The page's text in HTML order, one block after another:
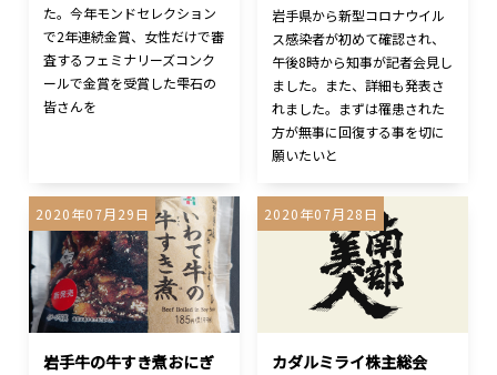
た。今年モンドセレクション
で2年連続金賞、女性だけで審
査するフェミナリーズコンク
ールで金賞を受賞した雫石の
皆さんを
岩手県から新型コロナウイル
ス感染者が初めて確認され、
午後8時から知事が記者会見し
ました。また、詳細も発表さ
れました。まずは罹患された
方が無事に回復する事を切に
願いたいと
2020年07月29日
岩手牛の牛すき煮おにぎ
2020年07月28日
カダルミライ株主総会